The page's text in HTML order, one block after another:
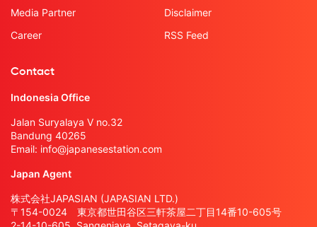
Media Partner
Career
Disclaimer
RSS Feed
Contact
Indonesia Office
Jalan Suryalaya V no.32
Bandung 40265
Email: info@japanesestation.com
Japan Agent
株式会社JAPASIAN (JAPASIAN LTD.)
〒154-0024 東京都世田谷区三軒茶屋二丁目14番10-605号